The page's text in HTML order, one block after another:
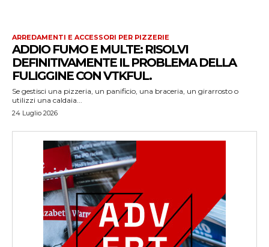
ARREDAMENTI E ACCESSORI PER PIZZERIE
ADDIO FUMO E MULTE: RISOLVI
DEFINITIVAMENTE IL PROBLEMA DELLA
FULIGGINE CON VTKFUL.
Se gestisci una pizzeria, un panificio, una braceria, un girarrosto o
utilizzi una caldaia...
24 Luglio 2026